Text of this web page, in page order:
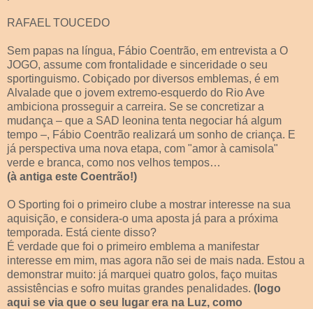
RAFAEL TOUCEDO
Sem papas na língua, Fábio Coentrão, em entrevista a O
JOGO, assume com frontalidade e sinceridade o seu
sportinguismo. Cobiçado por diversos emblemas, é em
Alvalade que o jovem extremo-esquerdo do Rio Ave
ambiciona prosseguir a carreira. Se se concretizar a
mudança – que a SAD leonina tenta negociar há algum
tempo –, Fábio Coentrão realizará um sonho de criança. E
já perspectiva uma nova etapa, com "amor à camisola"
verde e branca, como nos velhos tempos…
(à antiga este Coentrão!)
O Sporting foi o primeiro clube a mostrar interesse na sua
aquisição, e considera-o uma aposta já para a próxima
temporada. Está ciente disso?
É verdade que foi o primeiro emblema a manifestar
interesse em mim, mas agora não sei de mais nada. Estou a
demonstrar muito: já marquei quatro golos, faço muitas
assistências e sofro muitas grandes penalidades. (logo
aqui se via que o seu lugar era na Luz, como